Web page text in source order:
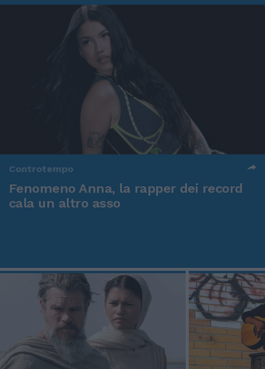
Controtempo
Fenomeno Anna, la rapper dei record
cala un altro asso